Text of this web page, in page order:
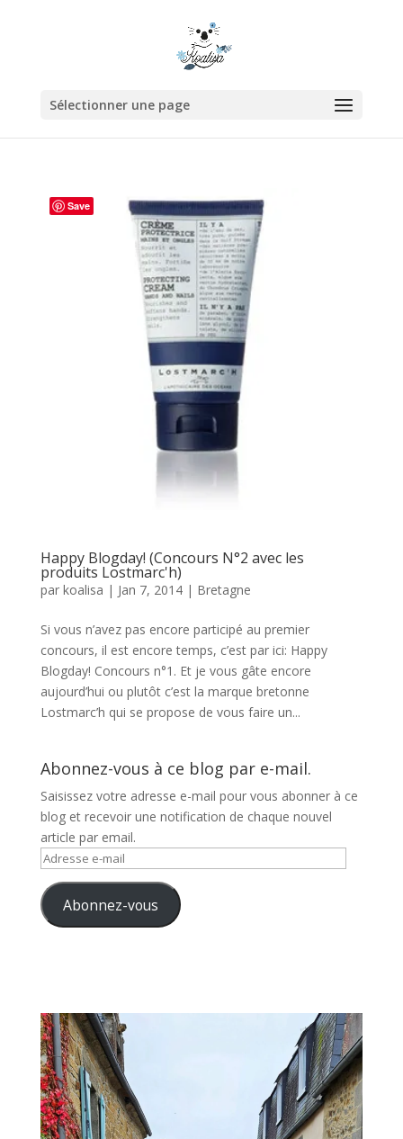
Sélectionner une page
Happy Blogday! (Concours N°2 avec les
produits Lostmarc'h)
par koalisa | Jan 7, 2014| Bretagne
Si vous n’avez pas encore participé au premier
concours, il est encore temps, c’est par ici: Happy
Blogday! Concours n°1. Et je vous gâte encore
aujourd’hui ou plutôt c’est la marque bretonne
Lostmarc’h qui se propose de vous faire un...
Abonnez-vous à ce blog par e-mail.
Saisissez votre adresse e-mail pour vous abonner à ce
blog et recevoir une notification de chaque nouvel
article par email.
Adresse
mail Abonnez-vous
Save